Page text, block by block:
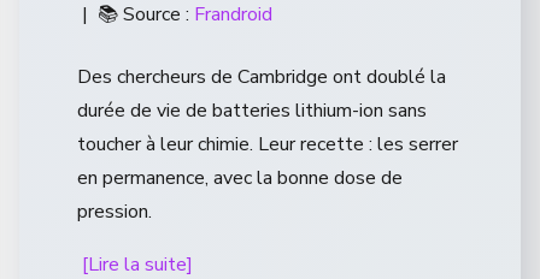
| 📚 Source : Frandroid
Des chercheurs de Cambridge ont doublé la
durée de vie de batteries lithium-ion sans
toucher à leur chimie. Leur recette : les serrer
en permanence, avec la bonne dose de
pression.
[Lire la suite]